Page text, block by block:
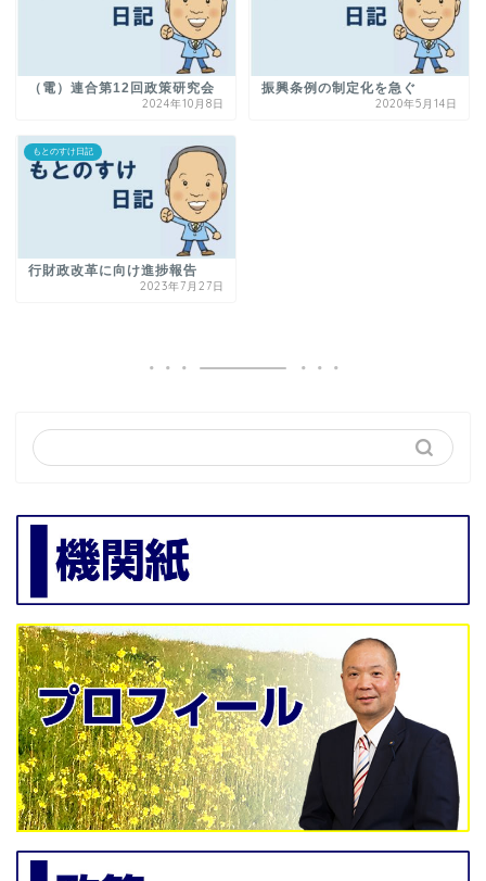
（電）連合第12回政策研究会
2024年10月8日
振興条例の制定化を急ぐ
2020年5月14日
もとのすけ日記
行財政改革に向け進捗報告
2023年7月27日